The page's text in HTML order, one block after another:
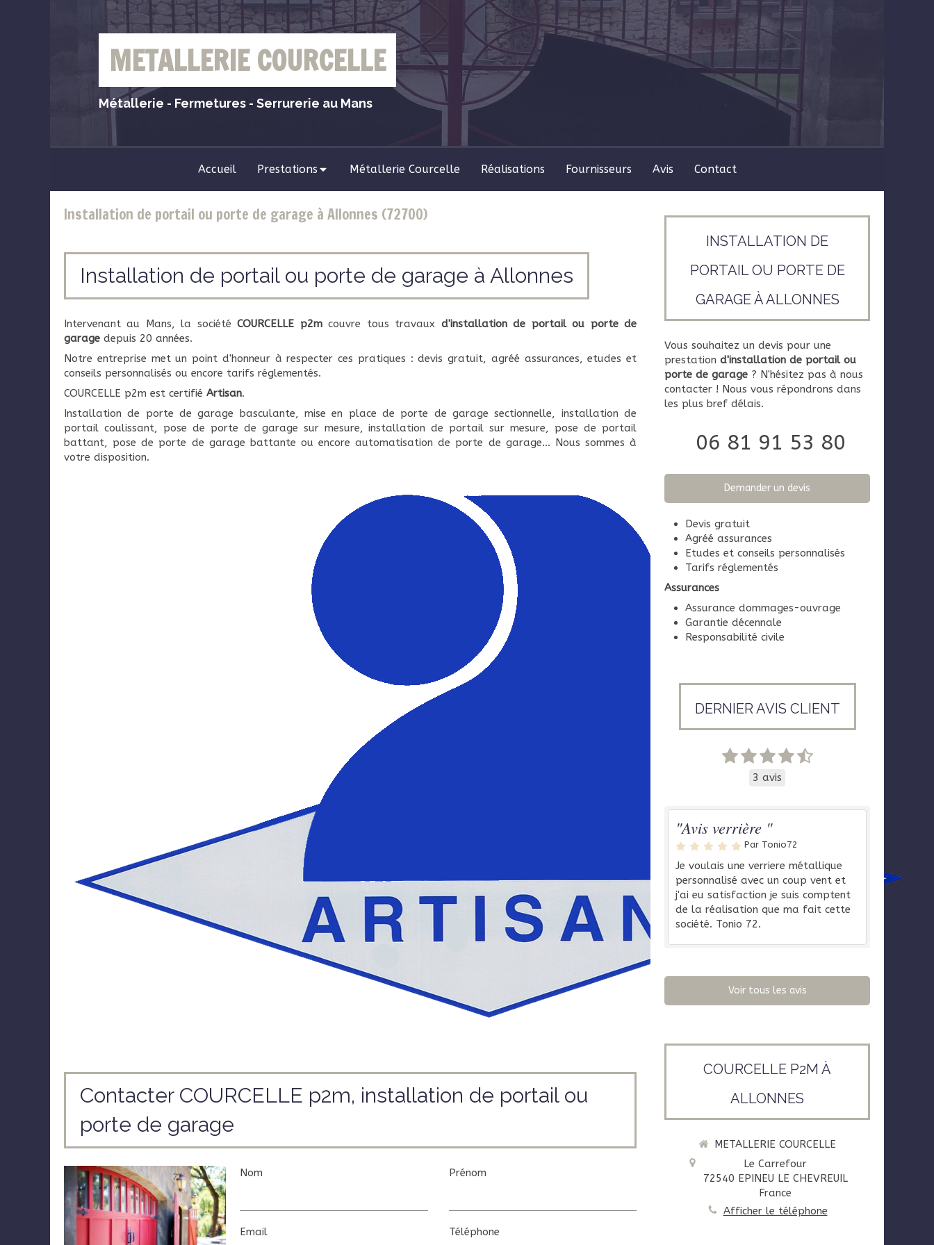
METALLERIE COURCELLE
Métallerie - Fermetures - Serrurerie au Mans
Accueil Prestations Métallerie Courcelle Réalisations Fournisseurs Avis Contact
Installation de portail ou porte de garage à Allonnes (72700)
Installation de portail ou porte de garage à Allonnes
Intervenant au Mans, la sociétéCOURCELLE p2mcouvre tous travaux d'installation de portail ou porte de
garage depuis 20 années.
Notre entreprise met un point d'honneur à respecter ces pratiques : devis gratuit, agréé assurances, etudes et
conseils personnalisés ou encore tarifs réglementés.
COURCELLE p2m est certifié Artisan.
Installation de porte de garage basculante, mise en place de porte de garage sectionnelle, installation de
portail coulissant, pose de porte de garage sur mesure, installation de portail sur mesure, pose de portail
battant, pose de porte de garage battante ou encore automatisation de porte de garage... Nous sommes à
votre disposition.
Contacter COURCELLE p2m, installation de portail ou
porte de garage
Nom Prénom
Email Téléphone
INSTALLATION DE
PORTAIL OU PORTE DE
GARAGE À ALLONNES
Vous souhaitez un devis pour une
prestation d'installation de portail ou
porte de garage ? N'hésitez pas à nous
contacter ! Nous vous répondrons dans
les plus bref délais.
06 81 91 53 80
Demander un devis
Devis gratuit
Agréé assurances
Etudes et conseils personnalisés
Tarifs réglementés
Assurances
Assurance dommages-ouvrage
Garantie décennale
Responsabilité civile
DERNIER AVIS CLIENT
3 avis
"Avis verrière "
Par Tonio72
Je voulais une verriere métallique
personnalisé avec un coup vent et
j'ai eu satisfaction je suis comptent
de la réalisation que ma fait cette
société. Tonio 72.
Voir tous les avis
COURCELLE P2M À
ALLONNES
METALLERIE COURCELLE
Le Carrefour
72540 EPINEU LE CHEVREUIL
France
Afficher le téléphone